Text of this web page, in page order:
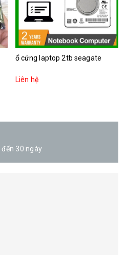
ổ cứng laptop 2tb seagate
Liên hệ
30 ngày